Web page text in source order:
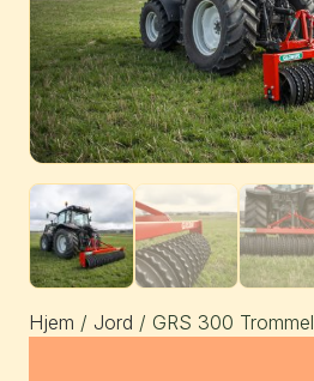
Hjem / Jord / GRS 300 Trommel